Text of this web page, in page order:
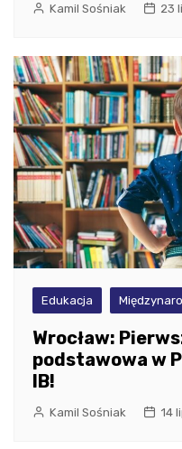
Kamil Sośniak 23
Edukacja
Wrocław:
podstawowa w
IB!
Kamil Sośniak 14